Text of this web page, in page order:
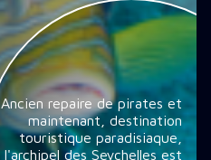
Ancien repaire de pirates et
maintenant, destination
touristique paradisiaque,
l'archipel des Seychelles est